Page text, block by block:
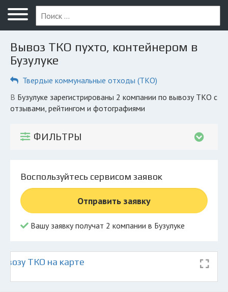
Меню
Главная
Вопрос юристу
Компании
Экоблог
© 2026 Все права защищены
Вывоз ТКО пухто, контейнером в
Бузулуке
Твердые коммунальные отходы (ТКО)
в Бузулуке зарегистрированы 2 компании по вывозу ТКО с
отзывами, рейтингом и фотографиями
ФИЛЬТРЫ
Воспользуйтесь сервисом заявок
Отправить заявку
Вашу заявку получат 2 компании в Бузулуке
ТКО на карте